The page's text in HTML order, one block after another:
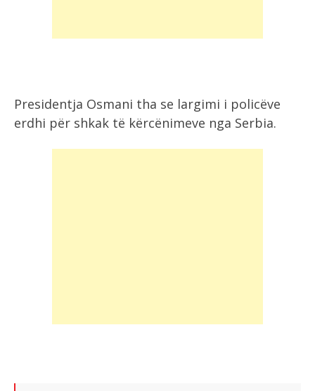
Presidentja Osmani tha se largimi i policëve
erdhi për shkak të kërcënimeve nga Serbia.